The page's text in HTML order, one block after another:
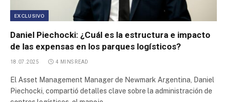
EXCLUSIVO
Daniel Piechocki: ¿Cuál es la estructura e impacto
de las expensas en los parques logísticos?
18.07.2025 4 MINS READ
El Asset Management Manager de Newmark Argentina, Daniel
Piechocki, compartió detalles clave sobre la administración de